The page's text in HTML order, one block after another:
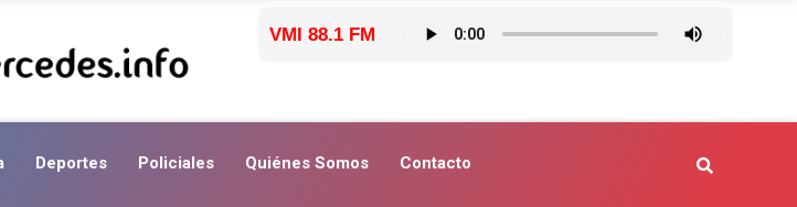
VMI 88.1 FM
Deportes Policiales Quiénes Somos Contacto